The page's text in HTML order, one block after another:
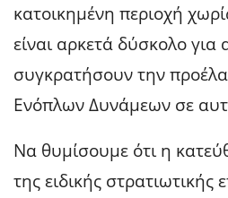
κατοικημένη περιοχή
είναι αρκετά δύσκολο για
συγκρατήσουν την
Ενόπλων Δυνάμεων σε
Να θυμίσουμε ότι η
της ειδικής στρατιωτικής